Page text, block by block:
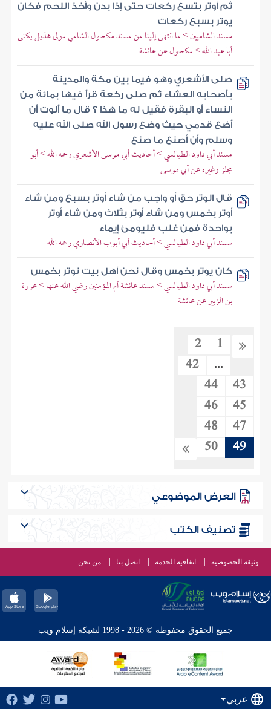
ثم أوتر بتسع ركعات حتى إذا بدن وأخذ اللحم فكان
يوتر بسبع ركعات
مسند الشاميين > ما انتهى إلينا من مسند مكحول الشامي مولى هذيل يكنى
أبا عبد الله > مكحول عن عائشة
صلى الأشعري وهو فيما بين مكة والمدينة
بأصحابه العشاء ثم صلى ركعة قرأ فيها بمائة من
النساء أو البقرة فقيل له ما هذا ؟ قال ما ألوت أن
أضع قدمي حيث وضع رسول الله صلى الله عليه
وسلم وأن أصنع ما صنع
مسند أبي داود الطيالسي > أحاديث أبي موسى الأشعري رحمه الله > أبو
مجلز وغيره عن أبي موسى
قال الوتر حق أو واجب من شاء أوتر بسبع ومن شاء
أوتر بخمس ومن شاء أوتر بثلاث ومن شاء أوتر
بواحدة فمن غلب فليومئ إيماء
مسند أبي داود الطيالسي > أحاديث أبي أيوب الأنصاري رحمه الله
كان يوتر بخمس وقال نحن أهل بيت نوتر بخمس
مسند أبي داود الطيالسي > مسند عائشة أم المؤمنين رضي الله عنها > عروة
بن الزبير عن عائشة
1
2
...
42
43
44
45
46
47
48
49
50
العرض الموضوعي
تصنيف الكتب
وثيقة الخصوصية اتفاقية الخدمة اتصل بنا من نحن
جميع الحقوق محفوظة © 2026 - 1998 لشبكة إسلام ويب
عربي